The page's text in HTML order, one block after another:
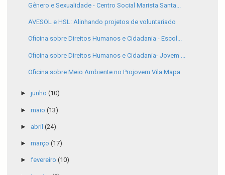
Gênero e Sexualidade - Centro Social Marista Santa...
AVESOL e HSL: Alinhando projetos de voluntariado
Oficina sobre Direitos Humanos e Cidadania - Escol...
Oficina sobre Direitos Humanos e Cidadania- Jovem ...
Oficina sobre Meio Ambiente no Projovem Vila Mapa
► junho (10)
► maio (13)
► abril (24)
► março (17)
► fevereiro (10)